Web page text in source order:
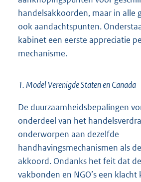
handelsakkoorden, maar in alle
ook aandachtspunten.
kabinet een eerste appreciatie
mechanisme.
1. Model Verenigde Staten en Canada
De duurzaamheidsbepalingen
onderdeel van het
onderworpen aan dezelfde
handhavingsmechanismen als
akkoord. Ondanks het feit dat
vakbonden en NGO’s een